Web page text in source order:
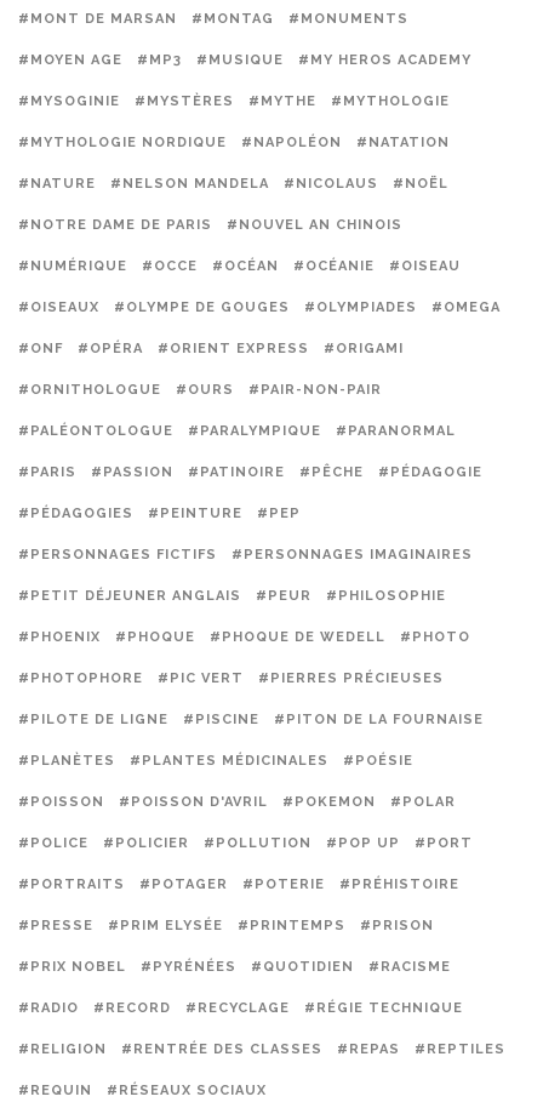
#MONT DE MARSAN #MONTAG #MONUMENTS
#MOYEN AGE #MP3 #MUSIQUE #MY HEROS ACADEMY
#MYSOGINIE #MYSTÈRES #MYTHE #MYTHOLOGIE
#MYTHOLOGIE NORDIQUE #NAPOLÉON #NATATION
#NATURE #NELSON MANDELA #NICOLAUS #NOËL
#NOTRE DAME DE PARIS #NOUVEL AN CHINOIS
#NUMÉRIQUE #OCCE #OCÉAN #OCÉANIE #OISEAU
#OISEAUX #OLYMPE DE GOUGES #OLYMPIADES #OMEGA
#ONF #OPÉRA #ORIENT EXPRESS #ORIGAMI
#ORNITHOLOGUE #OURS #PAIR-NON-PAIR
#PALÉONTOLOGUE #PARALYMPIQUE #PARANORMAL
#PARIS #PASSION #PATINOIRE #PÊCHE #PÉDAGOGIE
#PÉDAGOGIES #PEINTURE #PEP
#PERSONNAGES FICTIFS #PERSONNAGES IMAGINAIRES
#PETIT DÉJEUNER ANGLAIS #PEUR #PHILOSOPHIE
#PHOENIX #PHOQUE #PHOQUE DE WEDELL #PHOTO
#PHOTOPHORE #PIC VERT #PIERRES PRÉCIEUSES
#PILOTE DE LIGNE #PISCINE #PITON DE LA FOURNAISE
#PLANÈTES #PLANTES MÉDICINALES #POÉSIE
#POISSON #POISSON D'AVRIL #POKEMON #POLAR
#POLICE #POLICIER #POLLUTION #POP UP #PORT
#PORTRAITS #POTAGER #POTERIE #PRÉHISTOIRE
#PRESSE #PRIM ELYSÉE #PRINTEMPS #PRISON
#PRIX NOBEL #PYRÉNÉES #QUOTIDIEN #RACISME
#RADIO #RECORD #RECYCLAGE #RÉGIE TECHNIQUE
#RELIGION #RENTRÉE DES CLASSES #REPAS #REPTILES
#REQUIN #RÉSEAUX SOCIAUX